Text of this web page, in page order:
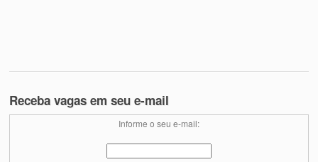
Receba vagas em seu e-mail
Informe o seu e-mail: